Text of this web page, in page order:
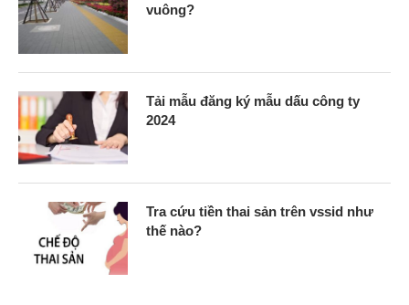
vuông?
Tải mẫu đăng ký mẫu dấu công ty
2024
Tra cứu tiền thai sản trên vssid như
thế nào?